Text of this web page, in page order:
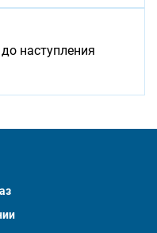
наступления